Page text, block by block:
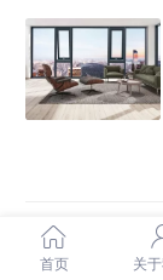
首页 关